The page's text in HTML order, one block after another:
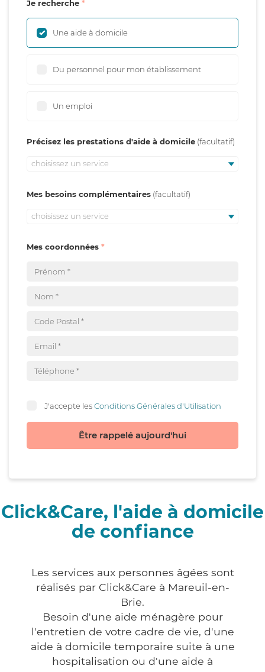
Je recherche
Une aide à domicile
Du personnel pour mon établissement
Un emploi
Précisez les prestations d'aide à domicile
choisissez un service
Mes besoins complémentaires
choisissez un service
Mes coordonnées
J'accepte lesConditions Générales d'Utilisation
Être rappelé aujourd'hui
Click&Care, l'aide à domicile
de confiance
Les services aux personnes âgées sont
réalisés par Click&Care à Mareuil-en-
Brie.
Besoin d'une aide ménagère pour
l'entretien de votre cadre de vie, d'une
aide à domicile temporaire suite à une
hospitalisation ou d'une aide à